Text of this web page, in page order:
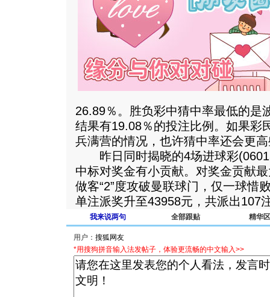
26.89％。胜负彩中猜中率最低的是
结果有19.08％的投注比例。如果彩
兵满营的情况，也许猜中率还会更
昨日同时揭晓的4场进球彩(06013
中标对奖金有小贡献。对奖金贡献
做客“2”度攻破曼联球门，仅一球惜
单注派奖升至43958元，共派出107
我来说两句 全部跟贴 精华区
用户：
*用搜狗拼音输入法发帖子，体验更流畅的中文输入>>